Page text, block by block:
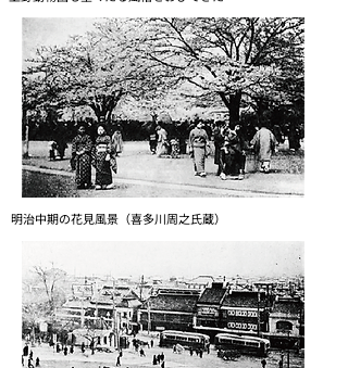
明治中期の花見風景（喜多川周之氏蔵）